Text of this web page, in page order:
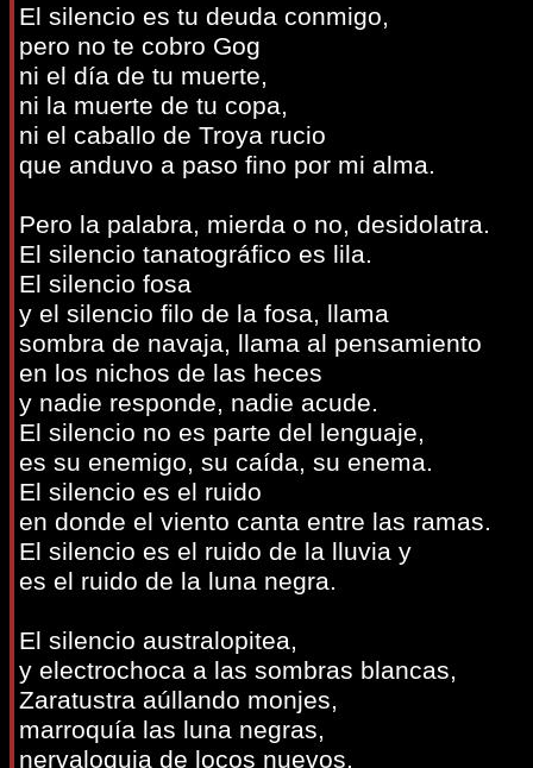
El silencio es tu deuda conmigo,
pero no te cobro Gog
ni el día de tu muerte,
ni la muerte de tu copa,
ni el caballo de Troya rucio
que anduvo a paso fino por mi alma.
Pero la palabra, mierda o no, desidolatra.
El silencio tanatográfico es lila.
El silencio fosa
y el silencio filo de la fosa, llama
sombra de navaja, llama al pensamiento
en los nichos de las heces
y nadie responde, nadie acude.
El silencio no es parte del lenguaje,
es su enemigo, su caída, su enema.
El silencio es el ruido
en donde el viento canta entre las ramas.
El silencio es el ruido de la lluvia y
es el ruido de la luna negra.
El silencio australopitea,
y electrochoca a las sombras blancas,
Zaratustra aúllando monjes,
marroquía las luna negras,
nervaloquia de locos nuevos,